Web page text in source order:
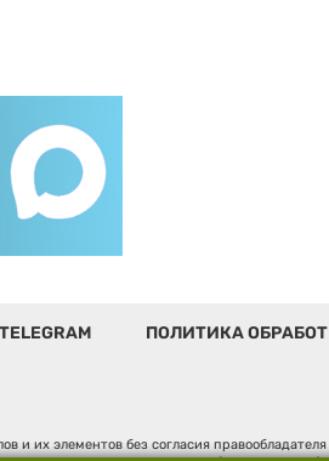
ПОЛИТИКА
их элементов без согласия